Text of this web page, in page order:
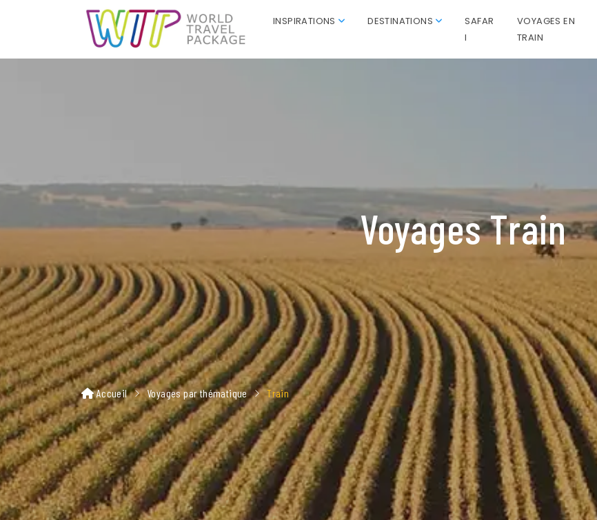
INSPIRATIONS DESTINATIONS
SAFAR
I
VOYAGES EN
TRAIN
Voyages Train
Accueil Voyages par thématique Train